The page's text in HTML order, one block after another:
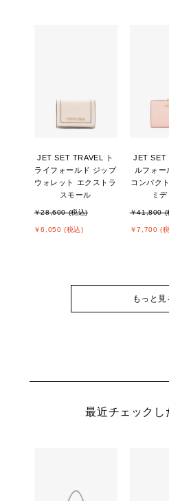
JET SET TRAVEL ト
ライフォールド ジップ
ウォレット エクストラ
スモール
￥28,600 (税込)
￥6,050 (税込)
JET SET
ルフォー
コンパク
ミ
￥41,800 (
￥7,700 (
もっと見
最近チェックし